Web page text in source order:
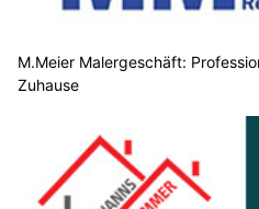
M.Meier Malergeschäft:
Zuhause